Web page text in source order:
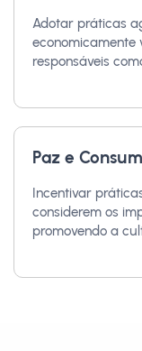
Adotar práticas
economicamente
responsáveis
Paz e
Incentivar
considerem os
promovendo a